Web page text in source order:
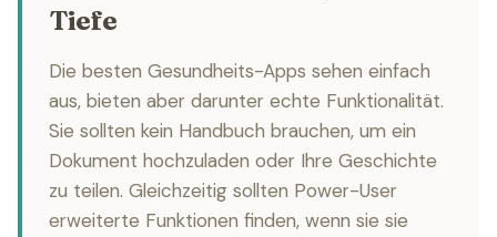
Tiefe
Die besten Gesundheits-Apps sehen einfach
aus, bieten aber darunter echte Funktionalität.
Sie sollten kein Handbuch brauchen, um ein
Dokument hochzuladen oder Ihre Geschichte
zu teilen. Gleichzeitig sollten Power-User
erweiterte Funktionen finden, wenn sie sie